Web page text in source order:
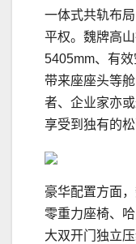
一体式共轨布
平权。魏牌高
5405mm、有效
带来座座头等
者、企业家亦
享受到独有的松
豪华配置方面
零重力座椅、
大双开门独立